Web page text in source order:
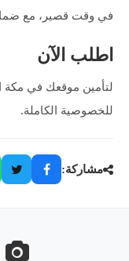
في وقت قصير، مع ضمان
اطلب الآن
لتأمين موقعك في مكة
للخصوصية الكاملة.
مشاركة: